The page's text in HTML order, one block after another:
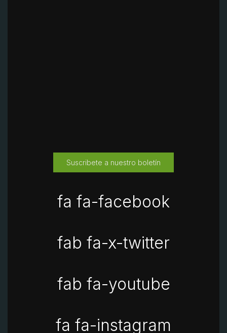
Suscribete a nuestro boletín
fa fa-facebook
fab fa-x-twitter
fab fa-youtube
fa fa-instagram